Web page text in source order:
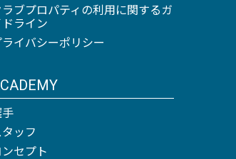
ッフ
ンセプト
ブプロパティの利用に関するガ
ライン
ライバシーポリシー